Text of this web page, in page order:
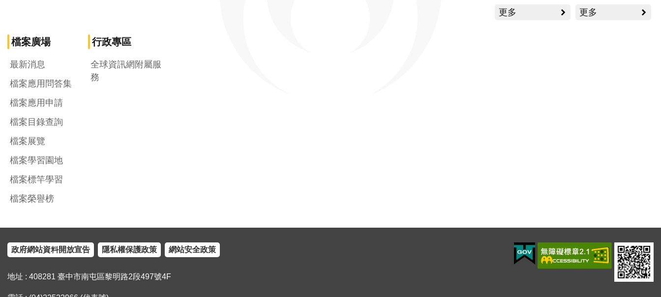
更多 更多
檔案廣場
最新消息
檔案應用問答集
檔案應用申請
檔案目錄查詢
檔案展覽
檔案學習園地
檔案標竿學習
檔案榮譽榜
行政專區
全球資訊網附屬服
務
政府網站資料開放宣告 隱私權保護政策 網站安全政策
地址 : 408281 臺中市南屯區黎明路2段497號4F